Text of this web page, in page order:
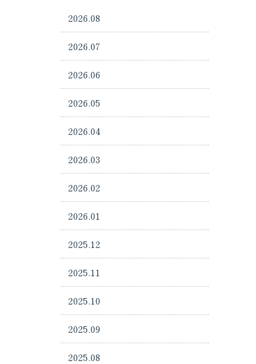
2026.08
2026.07
2026.06
2026.05
2026.04
2026.03
2026.02
2026.01
2025.12
2025.11
2025.10
2025.09
2025.08